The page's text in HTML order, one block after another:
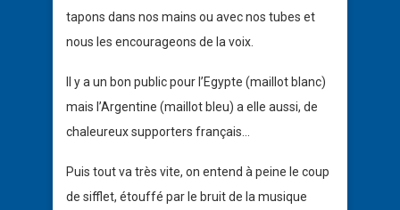
tapons dans nos mains ou avec nos tubes et
nous les encourageons de la voix.
Il y a un bon public pour l’Egypte (maillot blanc)
mais l’Argentine (maillot bleu) a elle aussi, de
chaleureux supporters français…
Puis tout va très vite, on entend à peine le coup
de sifflet, étouffé par le bruit de la musique